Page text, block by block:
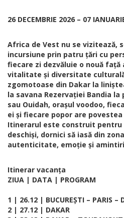
26 DECEMBRIE 2026 – 07
Africa de Vest nu se vizitează,
incursiune prin patru țări cu
fiecare zi dezvăluie o nouă
vitalitate și diversitate
zgomotoase din Dakar la
la savana Rezervației Bandia la
sau Ouidah, orașul voodoo,
ei și fiecare popor are povestea
Itinerarul este construit pentru
deschiși, dornici să iasă din
autenticitate, emoție și
Itinerar vacanța
ZIUA | DATA | PROGRAM
1 | 26.12 | BUCUREȘTI – PARIS –
2 | 27.12 | DAKAR